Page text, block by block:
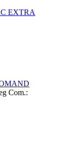
EXTRA
Com.: